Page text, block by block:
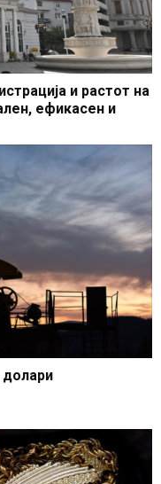
и растот на
ефикасен и
долари